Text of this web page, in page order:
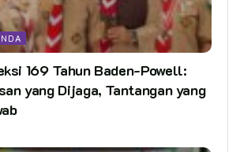
169 Tahun Baden-Powell:
yang Dijaga, Tantangan yang